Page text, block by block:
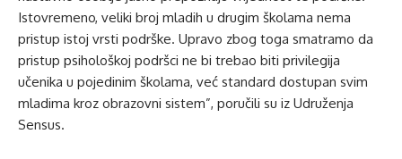
Istovremeno, veliki broj mladih u drugim školama nema
pristup istoj vrsti podrške. Upravo zbog toga smatramo da
pristup psihološkoj podršci ne bi trebao biti privilegija
učenika u pojedinim školama, već standard dostupan svim
mladima kroz obrazovni sistem”, poručili su iz Udruženja
Sensus.